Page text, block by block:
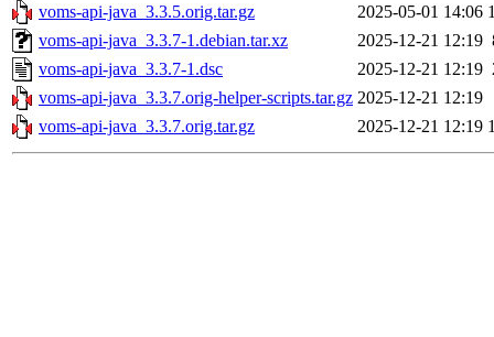
voms-api-java_3.3.5.orig.tar.gz
2025-05-01 14:06
voms-api-java_3.3.7-1.debian.tar.xz
2025-12-21 12:19
voms-api-java_3.3.7-1.dsc
2025-12-21 12:19
voms-api-java_3.3.7.orig-helper-scripts.tar.gz 2025-12-21 12:19
voms-api-java_3.3.7.orig.tar.gz
2025-12-21 12:19